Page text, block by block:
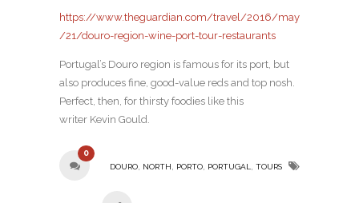
https://www.theguardian.com/travel/2016/may
/21/douro-region-wine-port-tour-restaurants
Portugal’s Douro region is famous for its port, but
also produces fine, good-value reds and top nosh.
Perfect, then, for thirsty foodies like this
writer Kevin Gould.
DOURO NORTH PORTO PORTUGAL TOURS
0